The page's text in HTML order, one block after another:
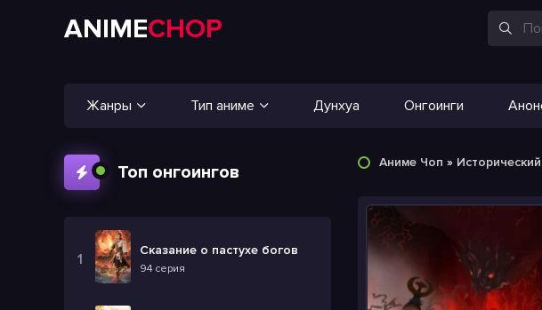
ANIMECHOP
Жанры Тип аниме Дунхуа Онгоинги
Топ онгоингов
Сказание о пастухе богов
94 серия
Аниме Чоп » Исторический